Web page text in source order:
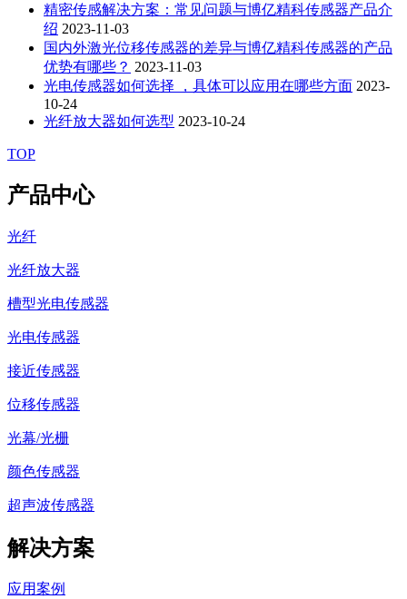
精密传感解决方案：常见问题与博亿精科传感器产品介
绍 2023-11-03
国内外激光位移传感器的差异与博亿精科传感器的产品
优势有哪些？ 2023-11-03
光电传感器如何选择 ，具体可以应用在哪些方面 2023-
10-24
光纤放大器如何选型 2023-10-24
TOP
产品中心
光纤
光纤放大器
槽型光电传感器
光电传感器
接近传感器
位移传感器
光幕/光栅
颜色传感器
超声波传感器
解决方案
应用案例